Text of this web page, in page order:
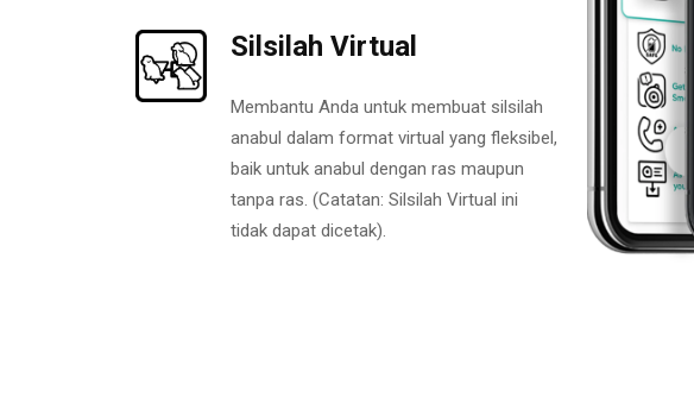
Silsilah Virtual
Membantu Anda untuk membuat silsilah
anabul dalam format virtual yang fleksibel,
baik untuk anabul dengan ras maupun
tanpa ras. (Catatan: Silsilah Virtual ini
tidak dapat dicetak).